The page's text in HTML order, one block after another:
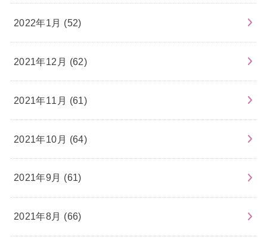
2022年1月 (52)
2021年12月 (62)
2021年11月 (61)
2021年10月 (64)
2021年9月 (61)
2021年8月 (66)